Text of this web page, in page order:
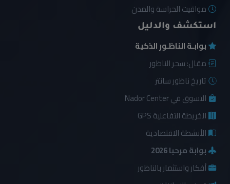
مواقيت الحراسة والمدن
استكشف والدليل
بوابـة الناظـور الذكية
مقال: سحر الناظور
تاريخ ناظور سانتر
التسوق في Nador Center
الخريطة التفاعلية GPS
الأنشطة الاقتصادية
بوابة مرحبا 2026
أفكار واستثمار بالناظور